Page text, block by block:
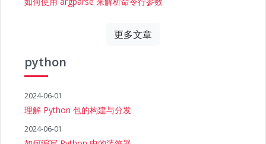
更多文章
python
2024-06-01
理解 Python 包的构建与分发
2024-06-01